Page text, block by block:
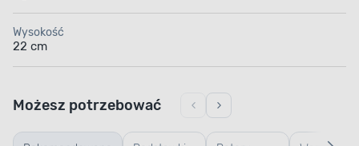
Wysokość
22 cm
Możesz potrzebować